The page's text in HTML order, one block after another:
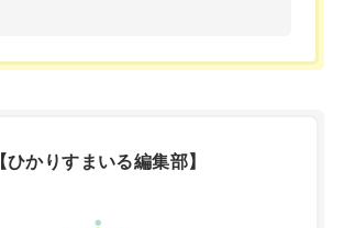
【ひかりすまいる編集部】